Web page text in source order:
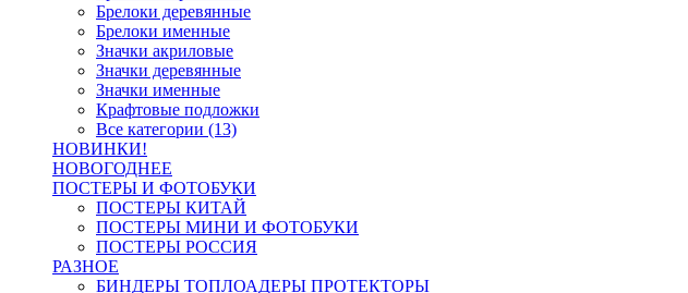
Брелоки деревянные
Брелоки именные
Значки акриловые
Значки деревянные
Значки именные
Крафтовые подложки
Все категории (13)
НОВИНКИ!
НОВОГОДНЕЕ
ПОСТЕРЫ И ФОТОБУКИ
ПОСТЕРЫ КИТАЙ
ПОСТЕРЫ МИНИ И ФОТОБУКИ
ПОСТЕРЫ РОССИЯ
РАЗНОЕ
БИНДЕРЫ ТОПЛОАДЕРЫ ПРОТЕКТОРЫ